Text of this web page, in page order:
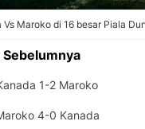
Vs Maroko di 16 besar Piala
1-2 Maroko
4-0 Kanada